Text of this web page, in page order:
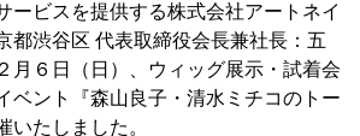
ービスを提供する株式会社アートネイ
都渋谷区 代表取締役会長兼社長：五
月６日（日）、ウィッグ展示・試着会
ベント『森山良子・清水ミチコのトー
いたしました。